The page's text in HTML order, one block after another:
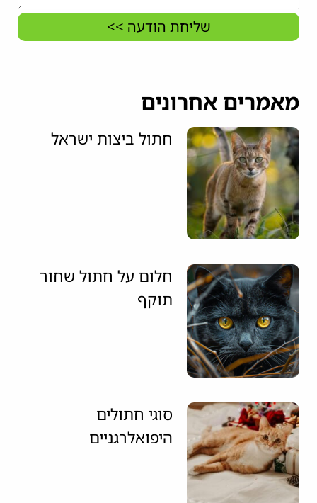
שליחת הודעה >>
מאמרים אחרונים
חתול ביצות ישראל
חלום על חתול שחור
תוקף
סוגי חתולים
היפואלרגניים